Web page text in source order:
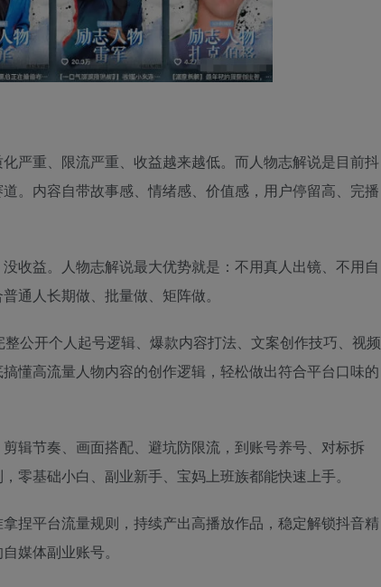
严重、限流严重、收益越来越低。而人物志解说是目前抖
。内容自带故事感、情绪感、价值感，用户停留高、完播
收益。人物志解说最大优势就是：不用真人出镜、不用自
通人长期做、批量做、矩阵做。
公开个人起号逻辑、爆款内容打法、文案创作技巧、视频
懂高流量人物内容的创作逻辑，轻松做出符合平台口味的
辑节奏、画面搭配、避坑防限流，到账号养号、对标拆
零基础小白、副业新手、宝妈上班族都能快速上手。
捏平台流量规则，持续产出高播放作品，稳定解锁抖音精
媒体副业账号。